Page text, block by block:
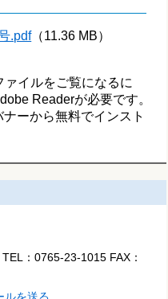
.pdf（11.36 MB）
ァイルをご覧になるに
Readerが必要です。
ナーから無料でインスト
TEL：0765-23-1015 FAX：